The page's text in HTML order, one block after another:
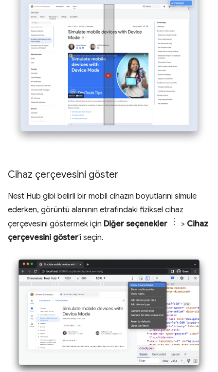
Cihaz çerçevesini göster
Nest Hub gibi belirli bir mobil cihazın boyutlarını simüle
ederken, görüntü alanının etrafındaki fiziksel cihaz
çerçevesini göstermek için Diğer seçenekler > Cihaz
çerçevesini göster'i seçin.